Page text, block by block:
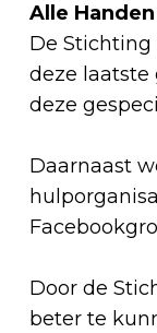
Alle
De
deze laatste
deze
Daarnaast
Door de
beter te